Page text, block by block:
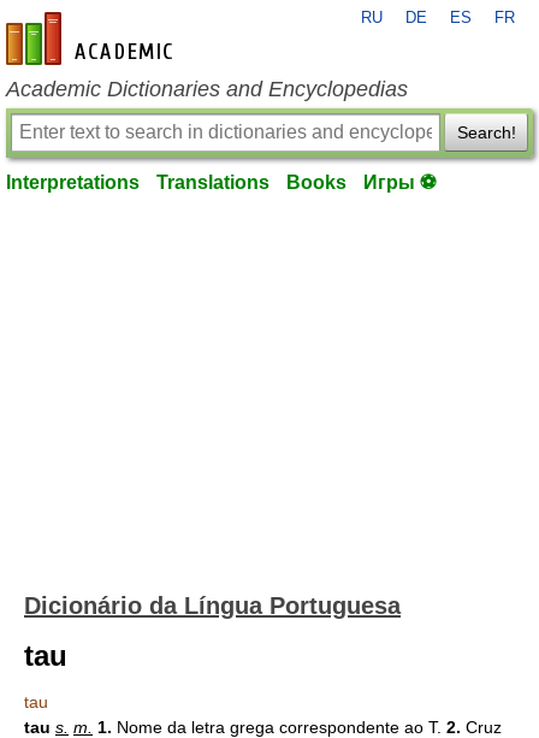
en-academic.com
RU DE ES FR
Academic Dictionaries and Encyclopedias
Search!
Interpretations Translations Books Игры ⚽
Dicionário da Língua Portuguesa
tau
tau
tau s. m. 1. Nome da letra grega correspondente ao T. 2. Cruz